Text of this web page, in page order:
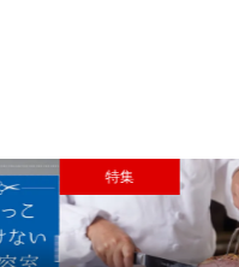
おすすめ